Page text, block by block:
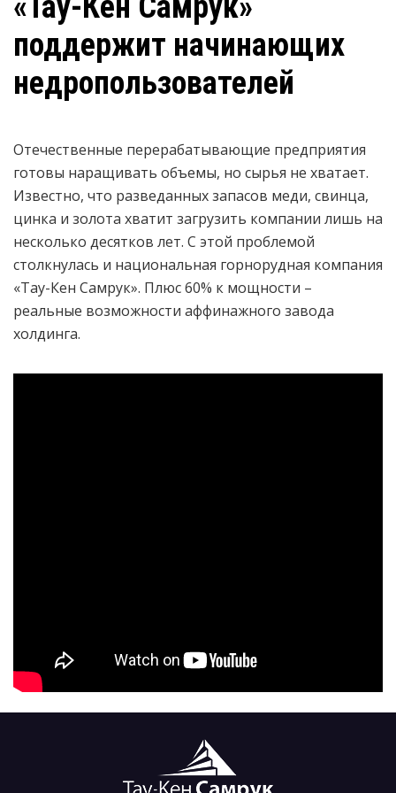
поддержит начинающих
недропользователей
Отечественные перерабатывающие предприятия
готовы наращивать объемы, но сырья не хватает.
Известно, что разведанных запасов меди, свинца,
цинка и золота хватит загрузить компании лишь на
несколько десятков лет. С этой проблемой
столкнулась и национальная горнорудная компания
«Тау-Кен Самрук». Плюс 60% к мощности –
реальные возможности аффинажного завода
холдинга.